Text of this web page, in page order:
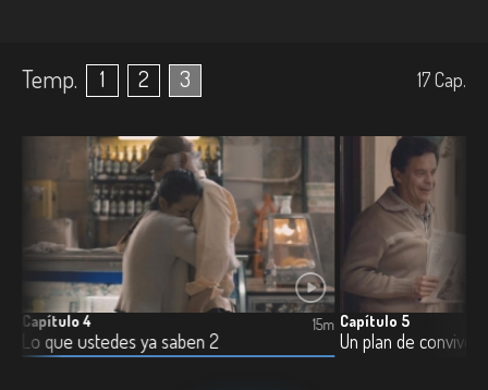
Temp. 1 2 3 17Cap.
Capítulo 4
Lo que ustedes ya saben 2
15m Capítulo 5
Un plan de